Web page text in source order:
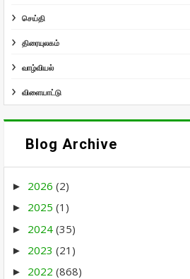
செய்தி
திரையுலகம்
வாழ்வியல்
விளையாட்டு
Blog Archive
► 2026 (2)
► 2025 (1)
► 2024 (35)
► 2023 (21)
► 2022 (868)